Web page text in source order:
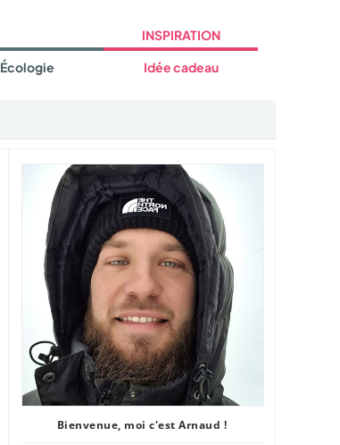
Écologie
INSPIRATION
Idée cadeau
Bienvenue, moi c'est Arnaud !